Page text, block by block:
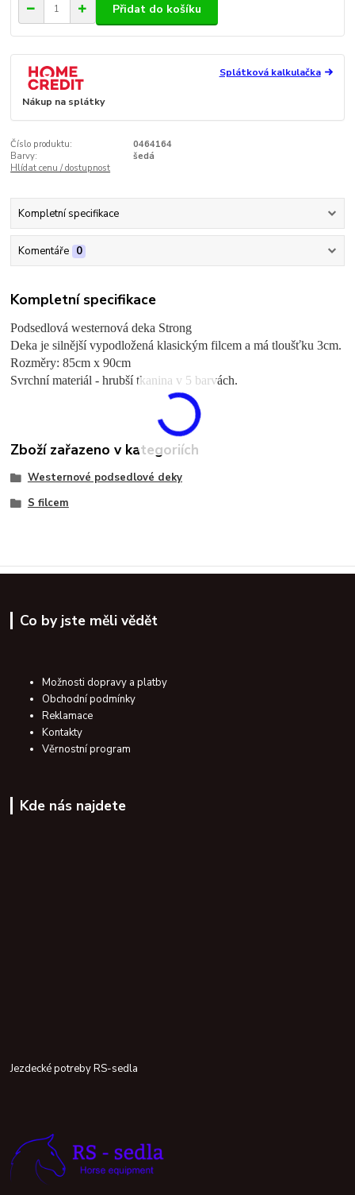
Přidat do košíku
Splátková kalkulačka
Nákup na splátky
Číslo produktu:
0464164
Barvy:
šedá
Hlídat cenu / dostupnost
Kompletní specifikace
Komentáře 0
Kompletní specifikace
Podsedlová westernová deka Strong
Deka je silnější vypodložená klasickým filcem a má tloušťku 3cm.
Rozměry: 85cm x 90cm
Svrchní materiál - hrubší tkanina v 5 barvách.
Zboží zařazeno v kategoriích
Westernové podsedlové deky
S filcem
Co by jste měli vědět
Možnosti dopravy a platby
Obchodní podmínky
Reklamace
Kontakty
Věrnostní program
Kde nás najdete
Jezdecké potreby RS-sedla